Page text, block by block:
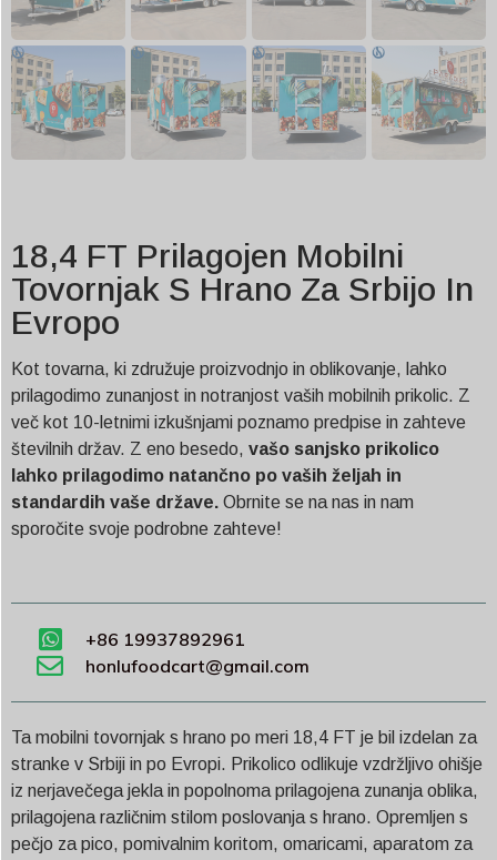
18,4 FT Prilagojen Mobilni
Tovornjak S Hrano Za Srbijo In
Evropo
Kot tovarna, ki združuje proizvodnjo in oblikovanje, lahko
prilagodimo zunanjost in notranjost vaših mobilnih prikolic. Z
več kot 10-letnimi izkušnjami poznamo predpise in zahteve
številnih držav. Z eno besedo, vašo sanjsko prikolico
lahko prilagodimo natančno po vaših željah in
standardih vaše države. Obrnite se na nas in nam
sporočite svoje podrobne zahteve!
+86 19937892961
honlufoodcart@gmail.com
Ta mobilni tovornjak s hrano po meri 18,4 FT je bil izdelan za
stranke v Srbiji in po Evropi. Prikolico odlikuje vzdržljivo ohišje
iz nerjavečega jekla in popolnoma prilagojena zunanja oblika,
prilagojena različnim stilom poslovanja s hrano. Opremljen s
pečjo za pico, pomivalnim koritom, omaricami, aparatom za